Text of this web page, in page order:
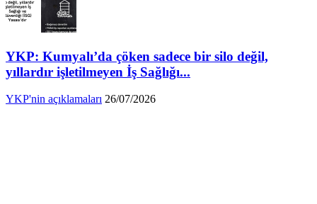
YKP: Kumyalı’da çöken sadece bir silo değil,
yıllardır işletilmeyen İş Sağlığı...
YKP'nin açıklamaları 26/07/2026